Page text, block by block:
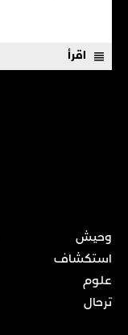
اقرأ
وحيش
استكشاف
علوم
ترحال